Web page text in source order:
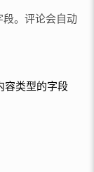
。评论会自动
容类型的字段